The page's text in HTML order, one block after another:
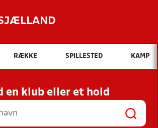
Hvad vil du søge efter?
INDHOLD OG NYHEDER
RESULTATER, KLUBBER OG
HOLD
RÆKKE SPILLESTED KAMP
en klub eller et hold